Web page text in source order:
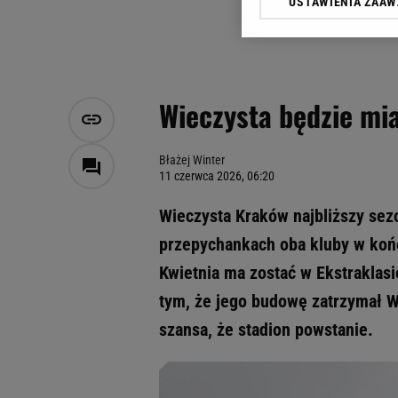
Wieczysta będzie
Błażej Winter
11 czerwca 2026, 06:20
Wieczysta Kraków najbliższy
przepychankach oba kluby w
Kwietnia ma zostać w
tym, że jego budowę zatrzymał
szansa, że stadion powstanie.
Klikając „Akceptuję”
Zaufanych Partnerów i
My, nasi Zaufani
Użycie dokładnych
badnie odbiorców i